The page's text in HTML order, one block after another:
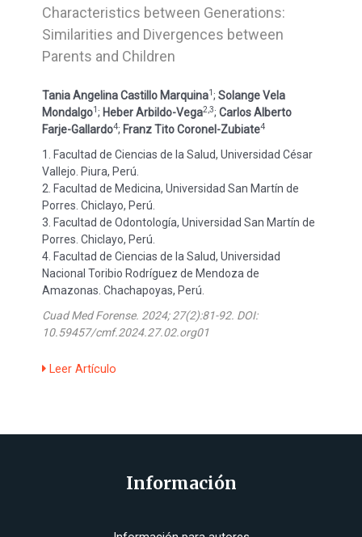
Characteristics between Generations:
Similarities and Divergences between
Parents and Children
Tania Angelina Castillo Marquina1; Solange Vela
Mondalgo1; Heber Arbildo-Vega2,3; Carlos Alberto
Farje-Gallardo4; Franz Tito Coronel-Zubiate4
1. Facultad de Ciencias de la Salud, Universidad César
Vallejo. Piura, Perú.
2. Facultad de Medicina, Universidad San Martín de
Porres. Chiclayo, Perú.
3. Facultad de Odontología, Universidad San Martín de
Porres. Chiclayo, Perú.
4. Facultad de Ciencias de la Salud, Universidad
Nacional Toribio Rodríguez de Mendoza de
Amazonas. Chachapoyas, Perú.
Cuad Med Forense. 2024; 27(2):81-92. DOI:
10.59457/cmf.2024.27.02.org01
Leer Artículo
Información